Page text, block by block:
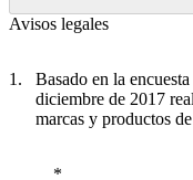
Avisos legales
Basado en la
diciembre de 2017
marcas y productos